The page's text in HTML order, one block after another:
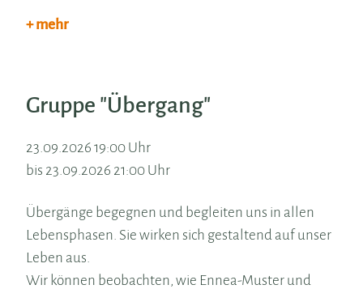
+ mehr
Gruppe "Übergang"
23.09.2026 19:00 Uhr
bis 23.09.2026 21:00 Uhr
Übergänge begegnen und begleiten uns in allen
Lebensphasen. Sie wirken sich gestaltend auf unser
Leben aus.
Wir können beobachten, wie Ennea-Muster und